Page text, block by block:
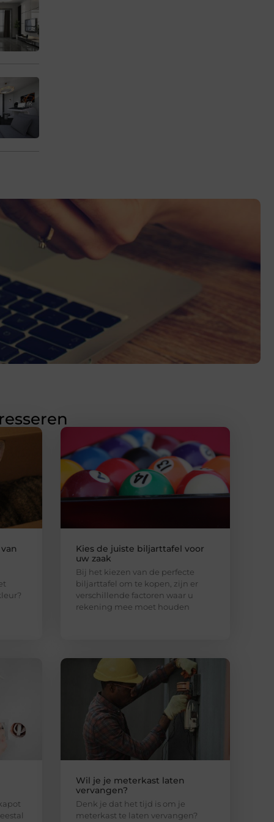
Kies de juiste biljarttafel voor
uw zaak
Bij het kiezen van de perfecte
biljarttafel om te kopen, zijn er
verschillende factoren waar u
rekening mee moet houden
Wil je je meterkast laten
vervangen?
Denk je dat het tijd is om je
meterkast te laten vervangen?